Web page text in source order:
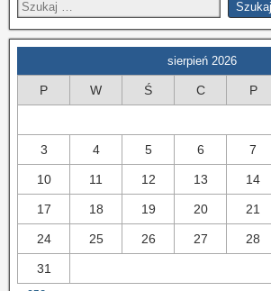
sierpień 2026
P W Ś C P
3 4 5 6 7
10 11 12 13 14
17 18 19 20 21
24 25 26 27 28
31